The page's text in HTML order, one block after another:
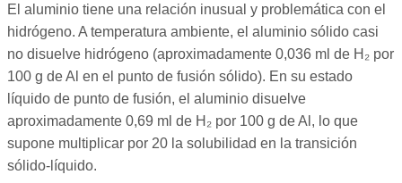
El aluminio tiene una relación inusual y problemática con el
hidrógeno. A temperatura ambiente, el aluminio sólido casi
no disuelve hidrógeno (aproximadamente 0,036 ml de H₂ por
100 g de Al en el punto de fusión sólido). En su estado
líquido de punto de fusión, el aluminio disuelve
aproximadamente 0,69 ml de H₂ por 100 g de Al, lo que
supone multiplicar por 20 la solubilidad en la transición
sólido-líquido.